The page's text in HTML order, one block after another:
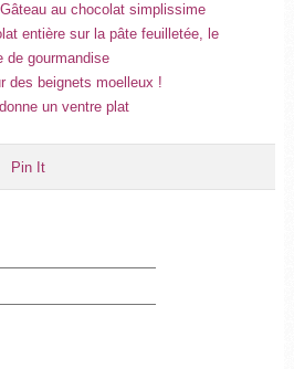
au chocolat simplissime
entière sur la pâte feuilletée, le
de gourmandise
des beignets moelleux !
un ventre plat
Pin It